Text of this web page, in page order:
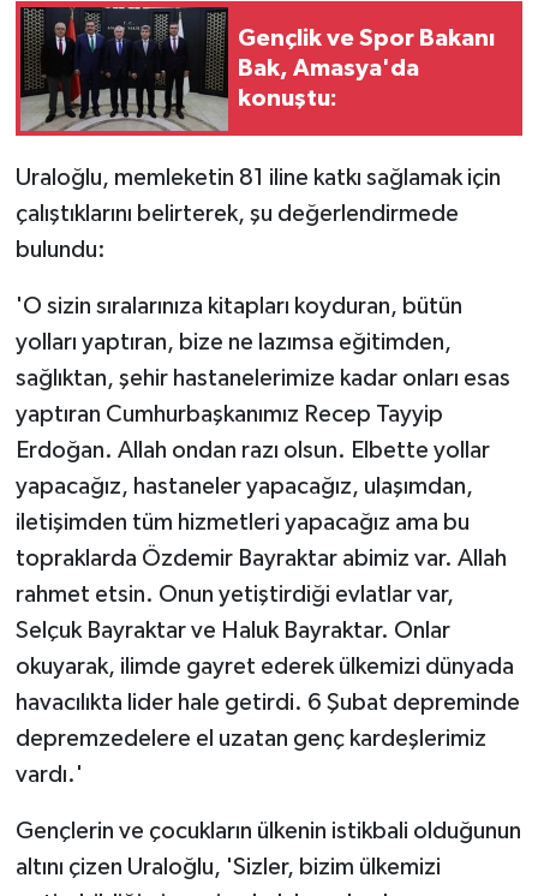
Gençlik ve Spor Bakanı
Bak, Amasya'da
konuştu:
Uraloğlu, memleketin 81 iline katkı sağlamak için
çalıştıklarını belirterek, şu değerlendirmede
bulundu:
'O sizin sıralarınıza kitapları koyduran, bütün
yolları yaptıran, bize ne lazımsa eğitimden,
sağlıktan, şehir hastanelerimize kadar onları esas
yaptıran Cumhurbaşkanımız Recep Tayyip
Erdoğan. Allah ondan razı olsun. Elbette yollar
yapacağız, hastaneler yapacağız, ulaşımdan,
iletişimden tüm hizmetleri yapacağız ama bu
topraklarda Özdemir Bayraktar abimiz var. Allah
rahmet etsin. Onun yetiştirdiği evlatlar var,
Selçuk Bayraktar ve Haluk Bayraktar. Onlar
okuyarak, ilimde gayret ederek ülkemizi dünyada
havacılıkta lider hale getirdi. 6 Şubat depreminde
depremzedelere el uzatan genç kardeşlerimiz
vardı.'
Gençlerin ve çocukların ülkenin istikbali olduğunun
altını çizen Uraloğlu, 'Sizler, bizim ülkemizi